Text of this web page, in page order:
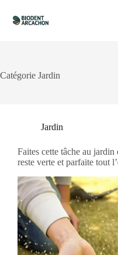
contenu
Catégorie Jardin
Jardin
Faites cette tâche au
reste verte et parfaite tout